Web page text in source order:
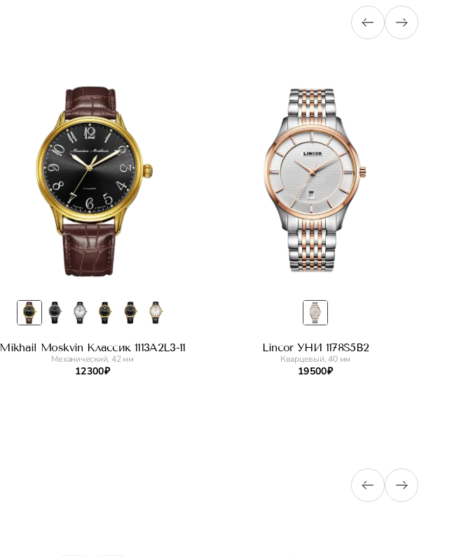
Mikhail Moskvin Классик 1113A2L3-11
Механический, 42 мм
12 300 ₽
Lincor УНИ 1178S5B2
Кварцевый, 40 мм
19 500 ₽